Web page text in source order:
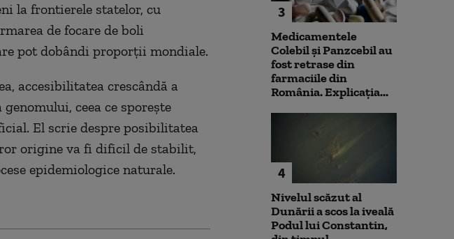
la frontierele statelor, cu
de focare de boli
pot dobândi proporții mondiale.
accesibilitatea crescândă a
ceea ce sporește
El scrie despre posibilitatea
origine va fi dificil de stabilit,
epidemiologice naturale.
3
Medicamentele
Colebil și Panzcebil au
fost retrase din
farmaciile din
România. Explicația...
4
Nivelul scăzut al
Dunării a scos la iveală
Podul lui Constantin,